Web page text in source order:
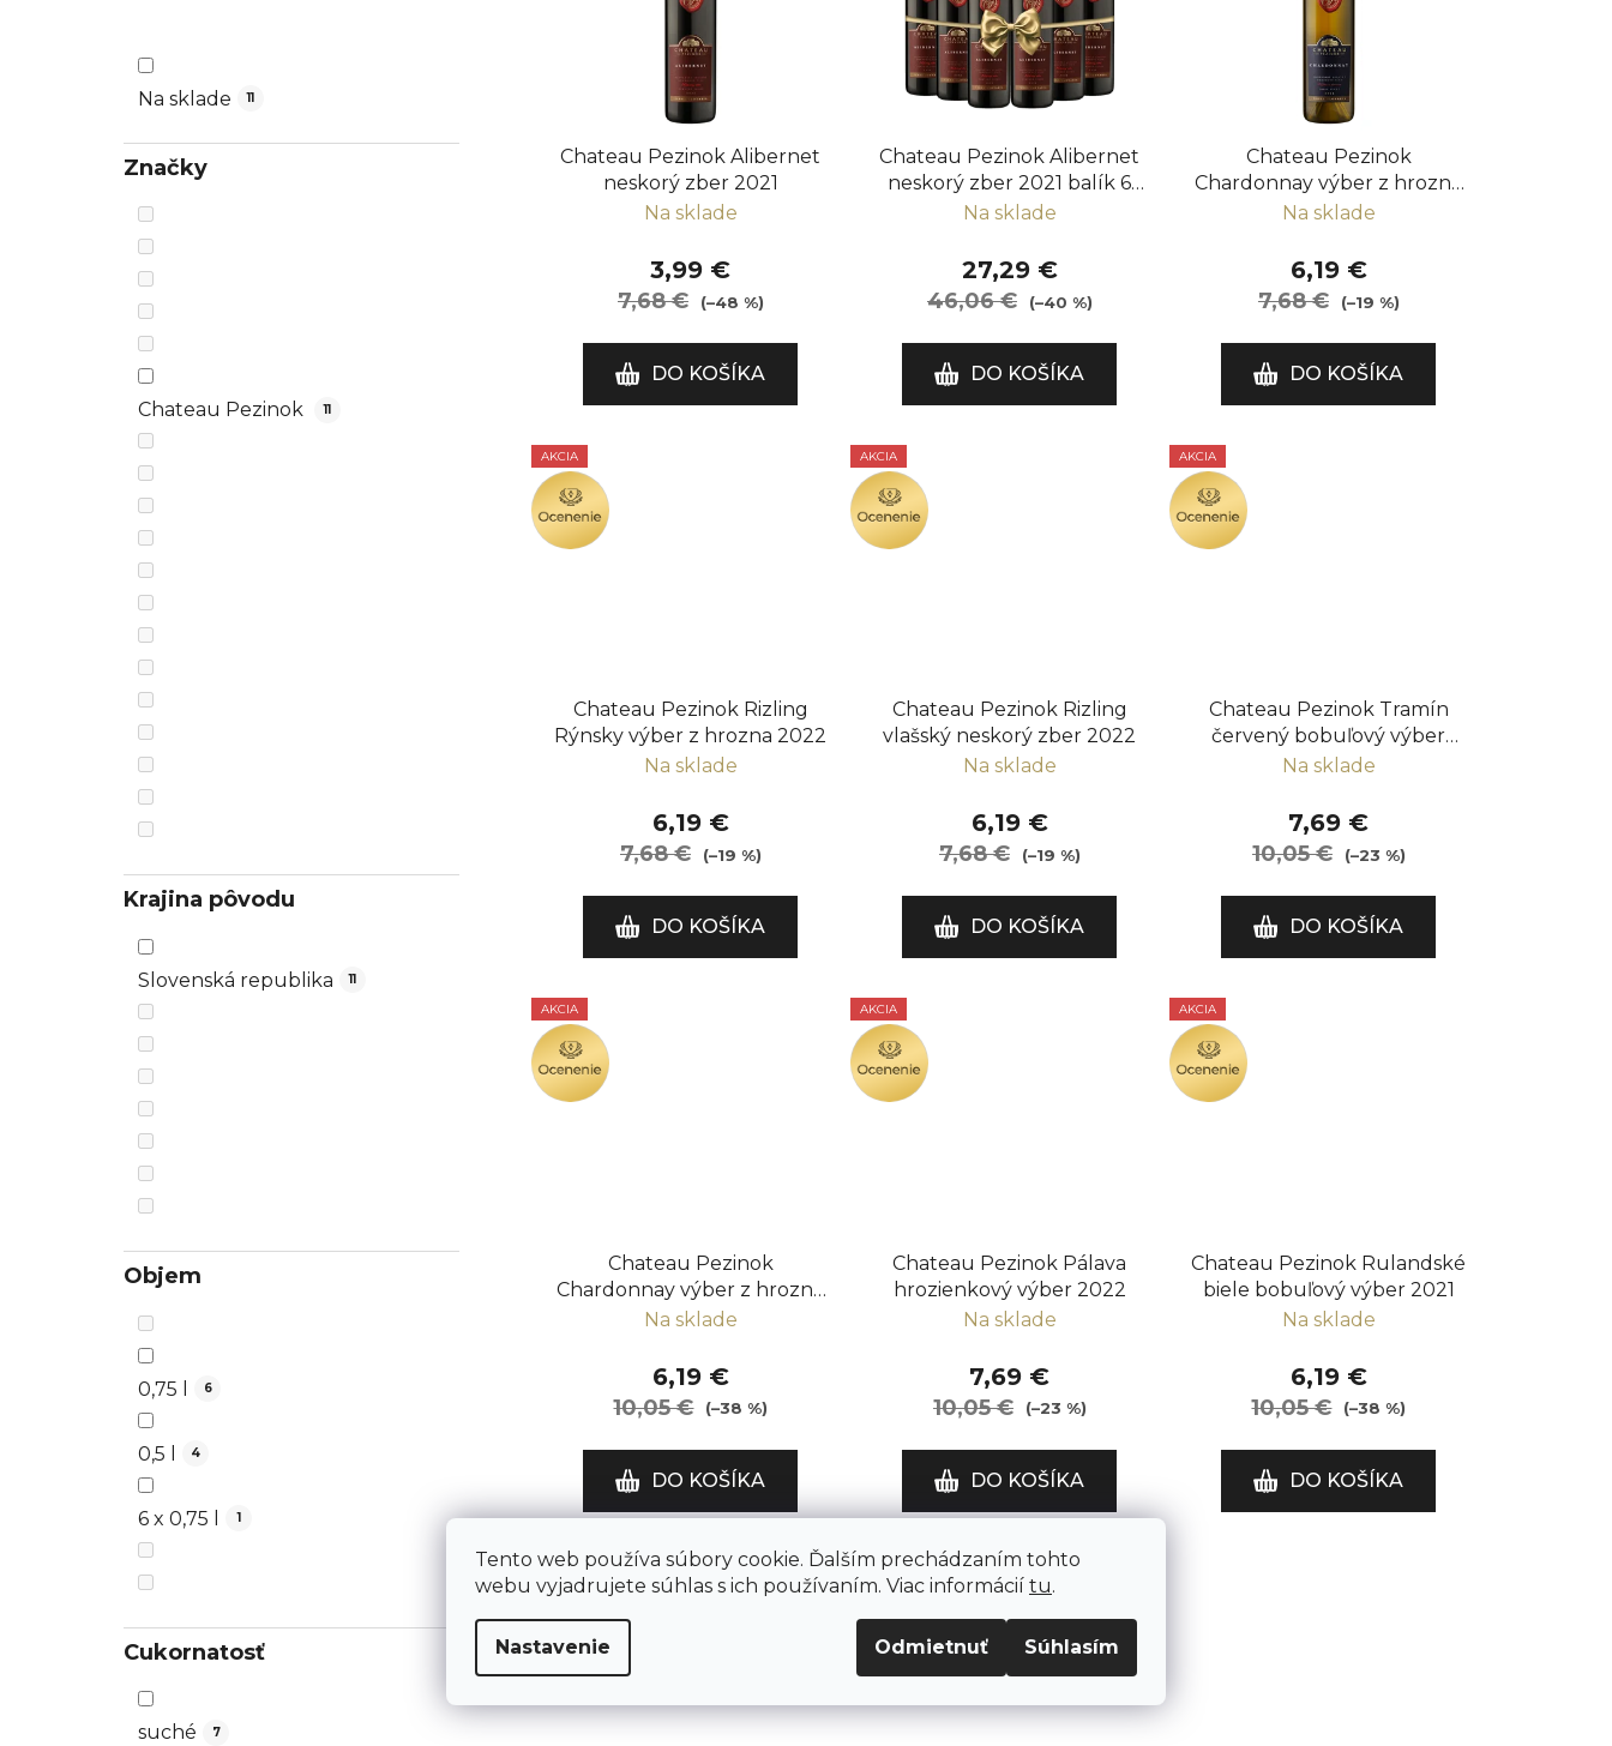
Tento web používa súbory cookie. Ďalším prechádzaním tohto
webu vyjadrujete súhlas s ich používaním. Viac informácií tu.
Nastavenie Odmietnuť Súhlasím
Na sklade 11
Značky
Chateau Pezinok 11
Krajina pôvodu
Slovenská republika 11
Objem
0,75 l 6
0,5 l 4
6 x 0,75 l 1
Cukornatosť
suché 7
u
k
Chateau Pezinok Alibernet
neskorý zber 2021
Na sklade
3,99 €
7,68 € (–48 %)
DO KOŠÍKA
Chateau Pezinok Alibernet
neskorý zber 2021 balík 6
fliaš
Na sklade
27,29 €
46,06 € (–40 %)
DO KOŠÍKA
Chateau Pezinok
Chardonnay výber z hrozna
2022
Na sklade
6,19 €
7,68 € (–19 %)
DO KOŠÍKA
AKCIA
OCENENIE
Chateau Pezinok Rizling
Rýnsky výber z hrozna 2022
Na sklade
6,19 €
7,68 € (–19 %)
DO KOŠÍKA
AKCIA
OCENENIE
Chateau Pezinok Rizling
vlašský neskorý zber 2022
Na sklade
6,19 €
7,68 € (–19 %)
DO KOŠÍKA
AKCIA
OCENENIE
Chateau Pezinok Tramín
červený bobuľový výber
2022
Na sklade
7,69 €
10,05 € (–23 %)
DO KOŠÍKA
AKCIA
OCENENIE
Chateau Pezinok
Chardonnay výber z hrozna
2021
Na sklade
6,19 €
10,05 € (–38 %)
DO KOŠÍKA
AKCIA
OCENENIE
Chateau Pezinok Pálava
hrozienkový výber 2022
Na sklade
7,69 €
10,05 € (–23 %)
DO KOŠÍKA
AKCIA
OCENENIE
Chateau Pezinok Rulandské
biele bobuľový výber 2021
Na sklade
6,19 €
10,05 € (–38 %)
DO KOŠÍKA
AKCIA
OCENENIE
AKCIA
OCENENIE